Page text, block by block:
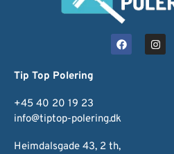
Tip Top Polering
+45 40 20 19 23
info@tiptop-polering.dk
Heimdalsgade 43, 2 th,